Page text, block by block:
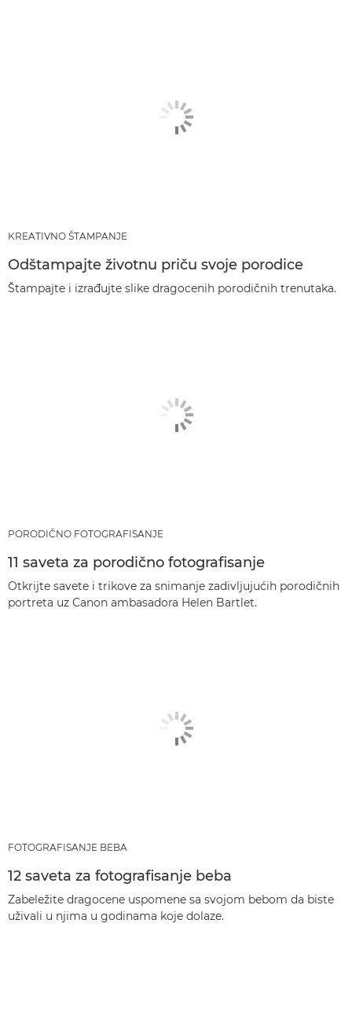
KREATIVNO ŠTAMPANJE
Odštampajte životnu priču svoje porodice
Štampajte i izrađujte slike dragocenih porodičnih trenutaka.
PORODIČNO FOTOGRAFISANJE
11 saveta za porodično fotografisanje
Otkrijte savete i trikove za snimanje zadivljujućih porodičnih
portreta uz Canon ambasadora Helen Bartlet.
FOTOGRAFISANJE BEBA
12 saveta za fotografisanje beba
Zabeležite dragocene uspomene sa svojom bebom da biste
uživali u njima u godinama koje dolaze.